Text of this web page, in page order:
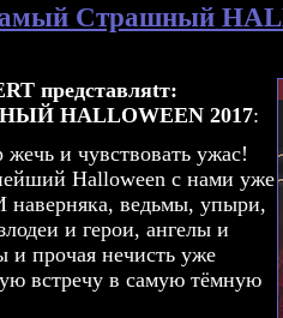
Страшный
представляtт:
HALLOWEEN 2017:
и чувствовать ужас!
Halloween с нами уже
наверняка, ведьмы, упыри,
и герои, ангелы и
и прочая нечисть уже
встречу в самую тёмную